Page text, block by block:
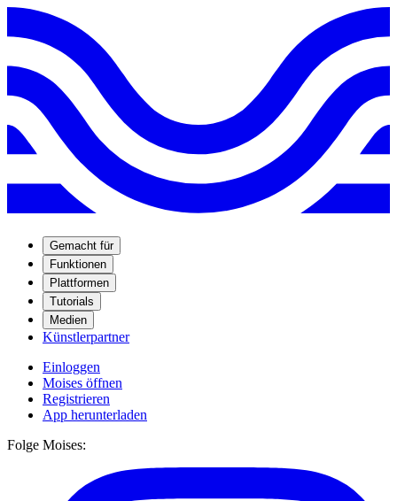
Gemacht für
Funktionen
Plattformen
Tutorials
Medien
Künstlerpartner
Einloggen
Moises öffnen
Registrieren
App herunterladen
Folge Moises: